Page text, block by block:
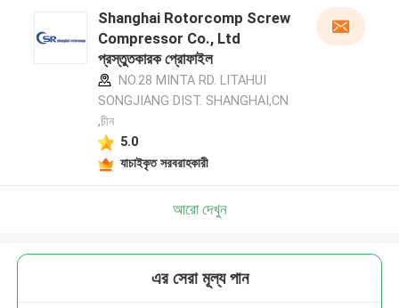
Shanghai Rotorcomp Screw
Compressor Co., Ltd
প্রস্তুতকারক প্রোফাইল
NO.28 MINTA RD. LITAHUI
SONGJIANG DIST. SHANGHAI,CN
,চীন
5.0
যাচাইকৃত সরবরাহকারী
আরো দেখুন
এর সেরা মূল্য পান